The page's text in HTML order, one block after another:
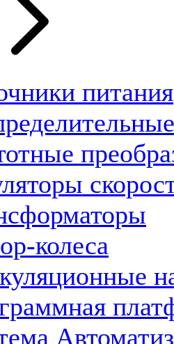
питания
колеса